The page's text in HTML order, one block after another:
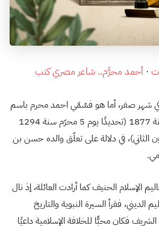
· أحمد محرَّم.. شاعر مصري كتب
في شهر صفر، أما هو فسُمّي احمد محرم باسم
الشهر الهجري الذي وُلد فيه سنة 1877 (تحديدًا يوم 5 محرّم سنة 1294
لـ 20 يناير/ كانون الثاني)، في دلالة على تعلّق والده حسن بن
الإسلام الحنيف كما أرادت العائلة، إذ نال
فقرأ السيرة النبوية والتاريخ
فكان محبًّا للخلافة الإسلامية داعيًا